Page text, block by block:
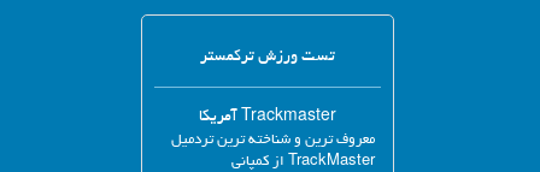
تست ورزش ترکمستر
Trackmaster آمریکا
معروف ترین و شناخته ترین تردمیل
TrackMaster از کمپانی